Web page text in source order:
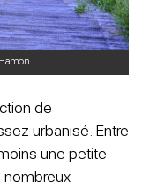
de
urbanisé. Entre
une petite
nombreux